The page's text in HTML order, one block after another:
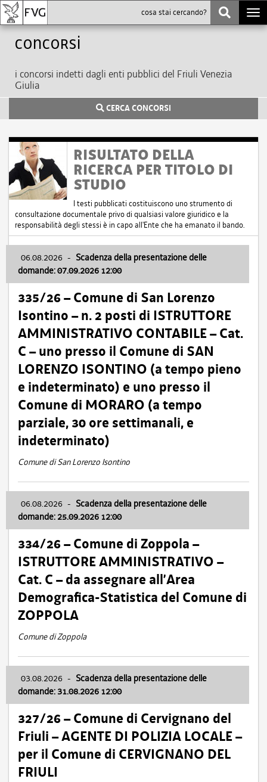
Concorsi
i concorsi indetti dagli enti pubblici del Friuli Venezia
Giulia
CERCA CONCORSI
RISULTATO DELLA
RICERCA PER TITOLO DI
STUDIO
I testi pubblicati costituiscono uno strumento di
consultazione documentale privo di qualsiasi valore giuridico e la
responsabilità degli stessi è in capo all'Ente che ha emanato il bando.
06.08.2026 - Scadenza della presentazione delle
domande: 07.09.2026 12:00
335/26 – Comune di San Lorenzo
Isontino – n. 2 posti di ISTRUTTORE
AMMINISTRATIVO CONTABILE – Cat.
C – uno presso il Comune di SAN
LORENZO ISONTINO (a tempo pieno
e indeterminato) e uno presso il
Comune di MORARO (a tempo
parziale, 30 ore settimanali, e
indeterminato)
Comune di San Lorenzo Isontino
06.08.2026 - Scadenza della presentazione delle
domande: 25.09.2026 12:00
334/26 – Comune di Zoppola –
ISTRUTTORE AMMINISTRATIVO –
Cat. C – da assegnare all’Area
Demografica-Statistica del Comune di
ZOPPOLA
Comune di Zoppola
03.08.2026 - Scadenza della presentazione delle
domande: 31.08.2026 12:00
327/26 – Comune di Cervignano del
Friuli – AGENTE DI POLIZIA LOCALE –
per il Comune di CERVIGNANO DEL
FRIULI